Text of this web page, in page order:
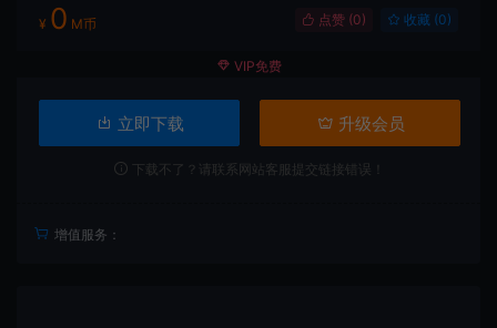
¥ 0 M币 点赞 (0) 收藏 (0)
VIP免费
立即下载 升级会员
下载不了？请联系网站客服提交链接错误！
增值服务：